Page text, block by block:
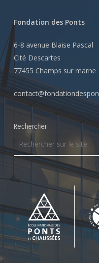
Fondation des Ponts
6-8 avenue Blaise Pascal
Cité Descartes
77455 Champs sur marne
Rechercher